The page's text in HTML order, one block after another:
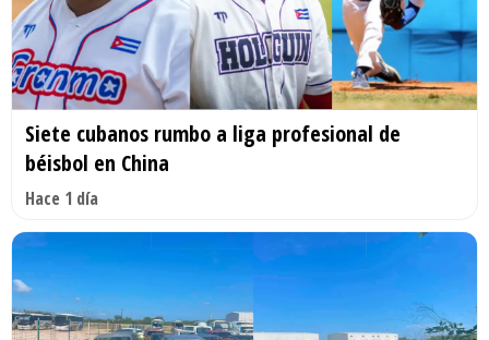
Siete cubanos rumbo a liga profesional de
béisbol en China
Hace 1 día